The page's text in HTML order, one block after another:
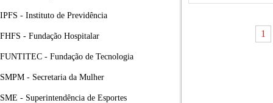
IPFS - Instituto de Previdência
FHFS - Fundação Hospitalar
FUNTITEC - Fundação de Tecnologia
SMPM - Secretaria da Mulher
SME - Superintendência de Esportes
1